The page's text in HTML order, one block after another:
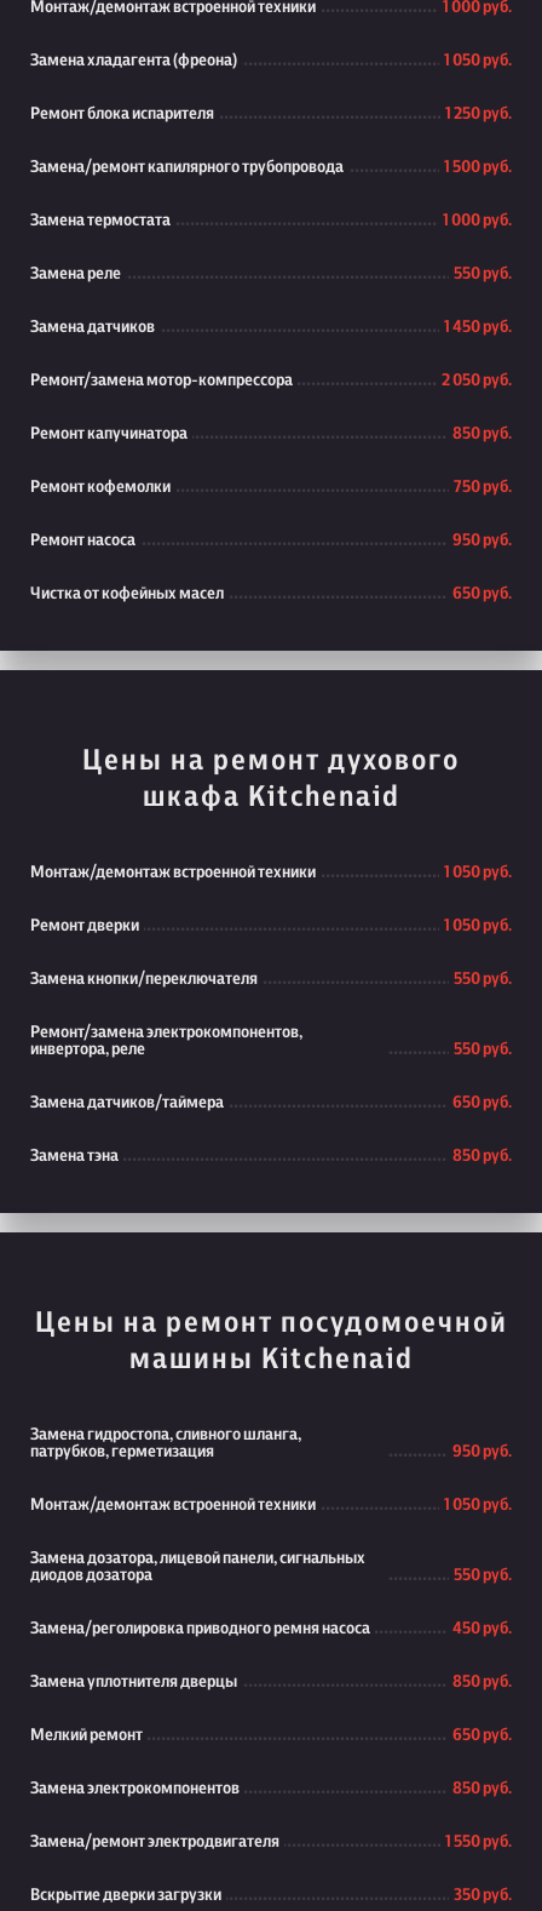
Монтаж/демонтаж встроенной техники 1 000 руб.
Замена хладагента (фреона) 1 050 руб.
Ремонт блока испарителя 1 250 руб.
Замена/ремонт капилярного трубопровода 1 500 руб.
Замена термостата 1 000 руб.
Замена реле 550 руб.
Замена датчиков 1 450 руб.
Ремонт/замена мотор-компрессора 2 050 руб.
Ремонт капучинатора 850 руб.
Ремонт кофемолки 750 руб.
Ремонт насоса 950 руб.
Чистка от кофейных масел 650 руб.
Цены на ремонт духового
шкафа Kitchenaid
Монтаж/демонтаж встроенной техники 1 050 руб.
Ремонт дверки 1 050 руб.
Замена кнопки/переключателя 550 руб.
Ремонт/замена электрокомпонентов,
инвертора, реле
550 руб.
Замена датчиков/таймера 650 руб.
Замена тэна 850 руб.
Цены на ремонт посудомоечной
машины Kitchenaid
Замена гидростопа, сливного шланга,
патрубков, герметизация
950 руб.
Монтаж/демонтаж встроенной техники 1 050 руб.
Замена дозатора, лицевой панели, сигнальных
диодов дозатора
550 руб.
Замена/реголировка приводного ремня насоса 450 руб.
Замена уплотнителя дверцы 850 руб.
Мелкий ремонт 650 руб.
Замена электрокомпонентов 850 руб.
Замена/ремонт электродвигателя 1 550 руб.
Вскрытие дверки загрузки 350 руб.